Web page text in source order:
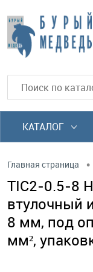
КАТАЛОГ
Главная страница •
TIC2-0.5-8
втулочный
8 мм, под
мм²,